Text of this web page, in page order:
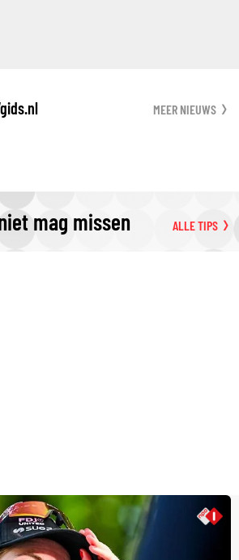
MEER NIEUWS
mag missen ALLE TIPS